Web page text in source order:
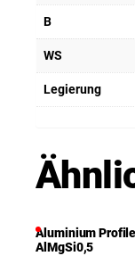
B
WS
Legierung
Aluminium
AlMgSi0,5